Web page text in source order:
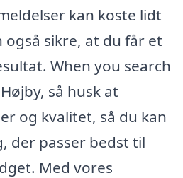
kan koste lidt
også sikre, at du får et
When you search
så husk at
og kvalitet, så du kan
der passer bedst til
Med vores